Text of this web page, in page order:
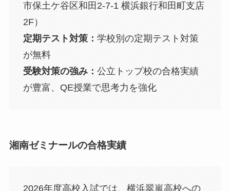
市保土ケ谷区和田2-7-1 横浜銀行和田町支店
2F）
定期テスト対策： 学校別の定期テスト対策
が無料
受験対策の強み： 公立トップ校の合格実績
が豊富、QE授業で思考力を強化
湘南ゼミナールの合格実績
2026年度高校入試では、横浜翠嵐高校への